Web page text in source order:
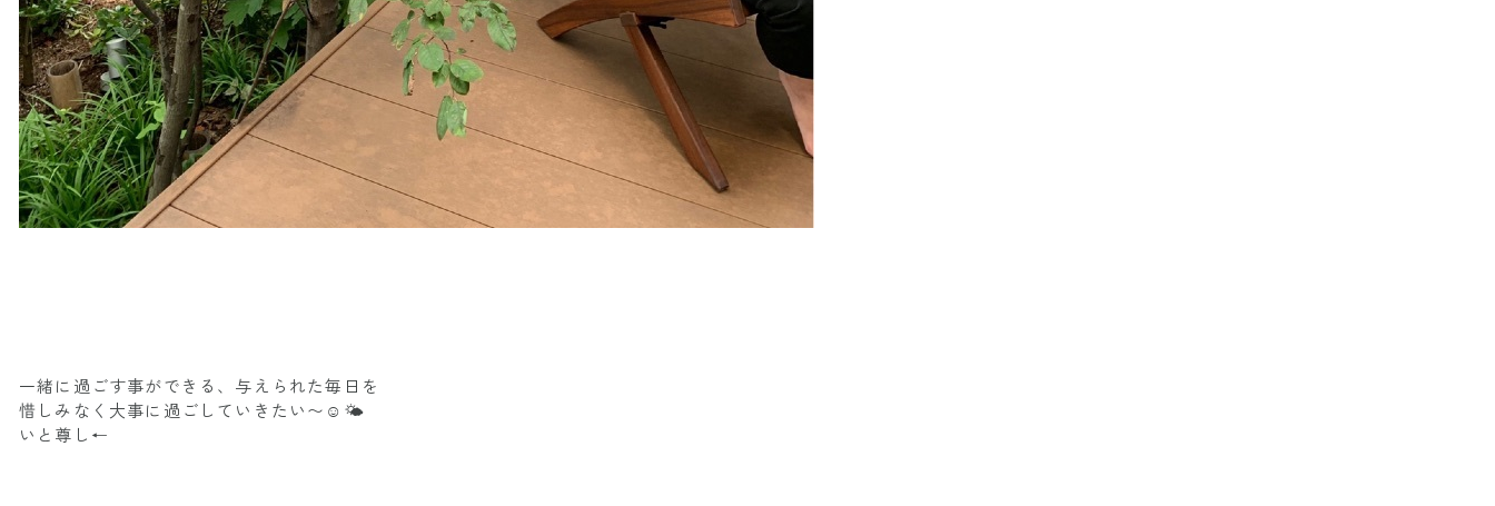
一緒に過ごす事ができる、与えられた毎日を
惜しみなく大事に過ごしていきたい〜☺️🌤
いと尊し←